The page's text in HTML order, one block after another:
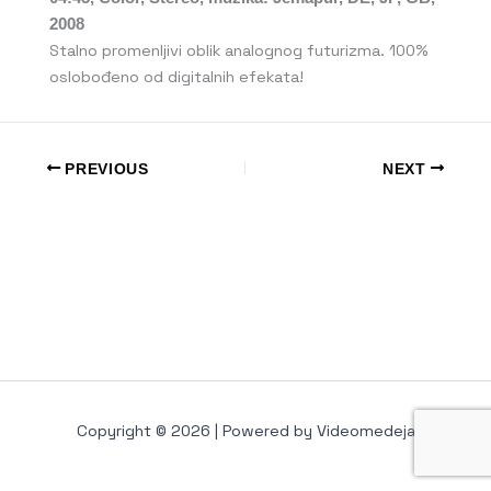
2008
Stalno promenljivi oblik analognog futurizma. 100%
oslobođeno od digitalnih efekata!
PREVIOUS NEXT
Copyright © 2026 | Powered by Videomedeja